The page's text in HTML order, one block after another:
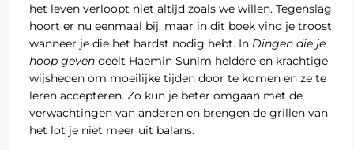
het leven verloopt niet altijd zoals we willen. Tegenslag
hoort er nu eenmaal bij, maar in dit boek vind je troost
wanneer je die het hardst nodig hebt. In Dingen die je
hoop geven deelt Haemin Sunim heldere en krachtige
wijsheden om moeilijke tijden door te komen en ze te
leren accepteren. Zo kun je beter omgaan met de
verwachtingen van anderen en brengen de grillen van
het lot je niet meer uit balans.